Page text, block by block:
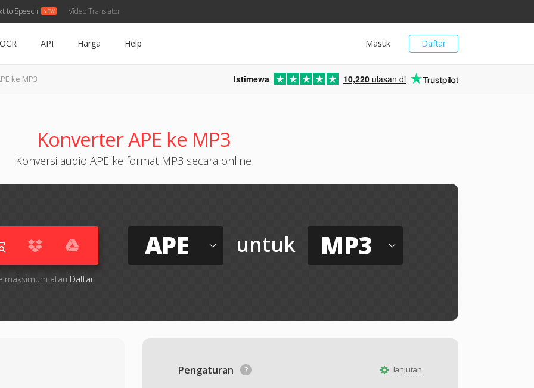
to Speech Video Translator
Daftar
Masuk
OCR API Harga Help
ke MP3 Istimewa 10,220 ulasan di
Konverter APE ke MP3
Konversi audio APE ke format MP3 secara online
maksimum atau Daftar
APE untuk MP3
lanjutan
Pengaturan